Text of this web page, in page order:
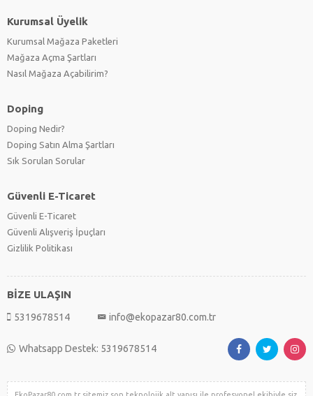
Kurumsal Üyelik
Kurumsal Mağaza Paketleri
Mağaza Açma Şartları
Nasıl Mağaza Açabilirim?
Doping
Doping Nedir?
Doping Satın Alma Şartları
Sık Sorulan Sorular
Güvenli E-Ticaret
Güvenli E-Ticaret
Güvenli Alışveriş İpuçları
Gizlilik Politikası
BİZE ULAŞIN
5319678514 info@ekopazar80.com.tr
Whatsapp Destek: 5319678514